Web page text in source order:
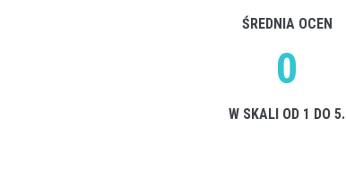
ŚREDNIA OCEN
0
W SKALI OD 1 DO 5.